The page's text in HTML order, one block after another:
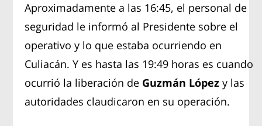
Aproximadamente a las 16:45, el personal de
seguridad le informó al Presidente sobre el
operativo y lo que estaba ocurriendo en
Culiacán. Y es hasta las 19:49 horas es cuando
ocurrió la liberación de Guzmán López y las
autoridades claudicaron en su operación.